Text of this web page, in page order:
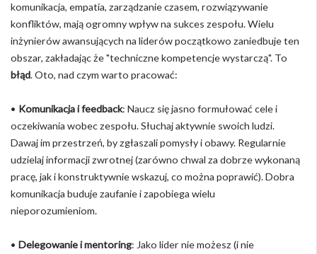
komunikacja, empatia, zarządzanie czasem, rozwiązywanie
konfliktów, mają ogromny wpływ na sukces zespołu. Wielu
inżynierów awansujących na liderów początkowo zaniedbuje ten
obszar, zakładając że "techniczne kompetencje wystarczą". To
błąd. Oto, nad czym warto pracować:
• Komunikacja i feedback: Naucz się jasno formułować cele i
oczekiwania wobec zespołu. Słuchaj aktywnie swoich ludzi.
Dawaj im przestrzeń, by zgłaszali pomysły i obawy. Regularnie
udzielaj informacji zwrotnej (zarówno chwal za dobrze wykonaną
pracę, jak i konstruktywnie wskazuj, co można poprawić). Dobra
komunikacja buduje zaufanie i zapobiega wielu
nieporozumieniom.
• Delegowanie i mentoring: Jako lider nie możesz (i nie